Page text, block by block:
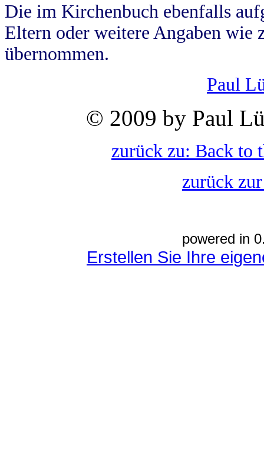
Die im Kirchenbuch ebenfalls
Eltern oder weitere Angaben wie
übernommen.
Paul
© 2009 by Paul
zurück zu: Back to
zurück
powered in
Erstellen Sie Ihre